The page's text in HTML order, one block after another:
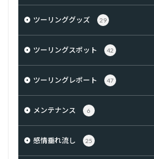
ツーリンググッズ 29
ツーリングスポット 42
ツーリングレポート 47
メンテナンス 6
感情垂れ流し 25